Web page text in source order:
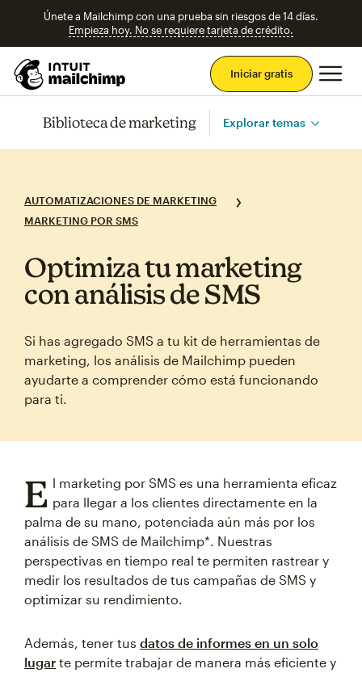
Únete a Mailchimp con una prueba sin riesgos de 14 días.
Empieza hoy. No se requiere tarjeta de crédito.
Iniciar gratis
Biblioteca de marketing Explorar temas
AUTOMATIZACIONES DE MARKETING
MARKETING POR SMS
Optimiza tu marketing
con análisis de SMS
Si has agregado SMS a tu kit de herramientas de
marketing, los análisis de Mailchimp pueden
ayudarte a comprender cómo está funcionando
para ti.
E l marketing por SMS es una herramienta eficaz
para llegar a los clientes directamente en la
palma de su mano, potenciada aún más por los
análisis de SMS de Mailchimp*. Nuestras
perspectivas en tiempo real te permiten rastrear y
medir los resultados de tus campañas de SMS y
optimizar su rendimiento.
Además, tener tus datos de informes en un solo
lugar te permite trabajar de manera más eficiente y